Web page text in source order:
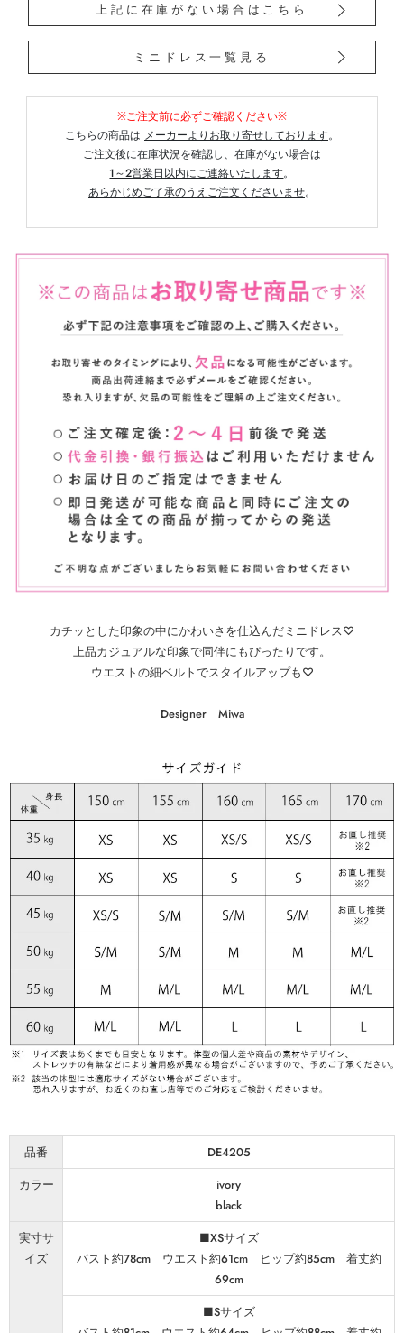
上記に在庫がない場合はこちら
ミニドレス一覧見る
※ご注文前に必ずご確認ください※
こちらの商品は メーカーよりお取り寄せしております。
ご注文後に在庫状況を確認し、在庫がない場合は
1～2営業日以内にご連絡いたします。
あらかじめご了承のうえご注文くださいませ。
カチッとした印象の中にかわいさを仕込んだミニドレス♡
上品カジュアルな印象で同伴にもぴったりです。
ウエストの細ベルトでスタイルアップも♡
Designer Miwa
品番
DE4205
カラー
ivory
black
実寸サ
イズ
■XSサイズ
バスト約78cm ウエスト約61cm ヒップ約85cm 着丈約
69cm
■Sサイズ